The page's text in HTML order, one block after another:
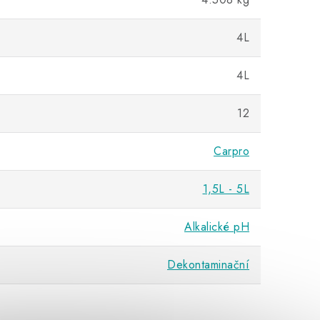
4L
4L
12
Carpro
1,5L - 5L
Alkalické pH
Dekontaminační